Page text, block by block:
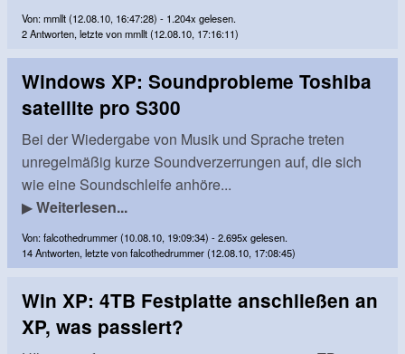
Von: mmllt (12.08.10, 16:47:28) - 1.204x gelesen.
2 Antworten, letzte von mmllt (12.08.10, 17:16:11)
Windows XP: Soundprobleme Toshiba
satellite pro S300
Bei der Wiedergabe von Musik und Sprache treten
unregelmäßig kurze Soundverzerrungen auf, die sich
wie eine Soundschleife anhöre...
▶Weiterlesen...
Von: falcothedrummer (10.08.10, 19:09:34) - 2.695x gelesen.
14 Antworten, letzte von falcothedrummer (12.08.10, 17:08:45)
Win XP: 4TB Festplatte anschließen an
XP, was passiert?